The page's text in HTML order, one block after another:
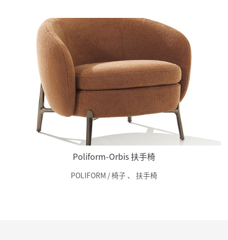
Poliform-Orbis 扶手椅
POLIFORM / 椅子 、 扶手椅